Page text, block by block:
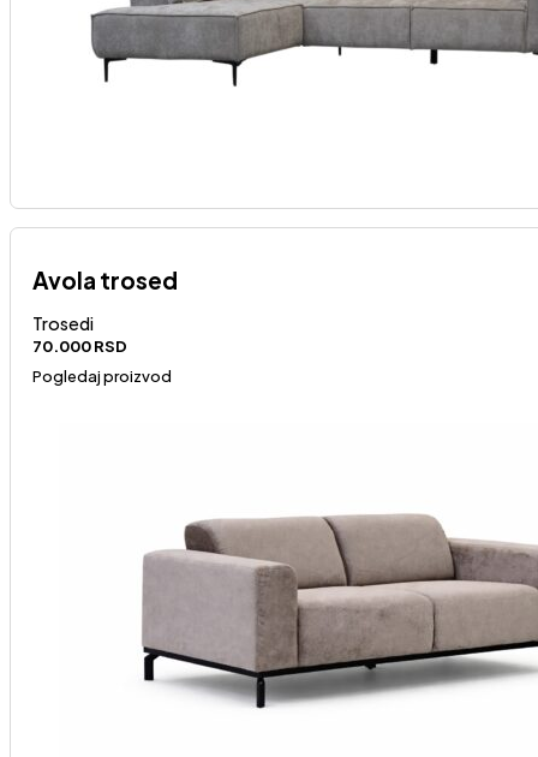
Avola trosed
Trosedi
70.000RSD
Pogledaj proizvod